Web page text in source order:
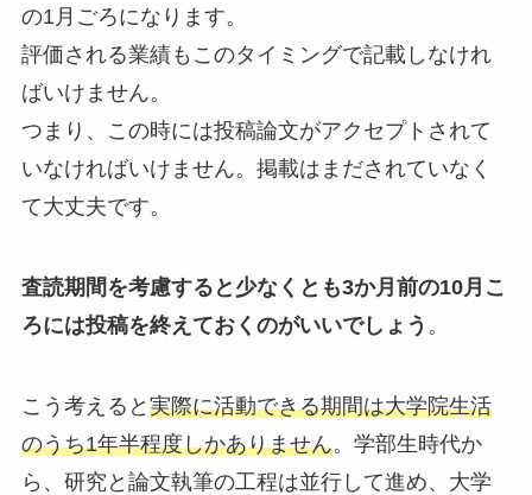
の1月ごろになります。
評価される業績もこのタイミングで記載しなけれ
ばいけません。
つまり、この時には投稿論文がアクセプトされて
いなければいけません。掲載はまだされていなく
て大丈夫です。
査読期間を考慮すると少なくとも3か月前の10月こ
ろには投稿を終えておくのがいいでしょう 。
こう考えると 実際に活動できる期間は大学院生活
のうち1年半程度しかありません。学部生時代か
ら、研究と論文執筆の工程は並行して進め、大学